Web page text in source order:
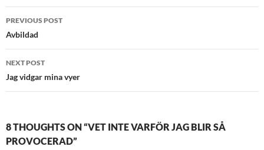
Post
navigation
PREVIOUS POST
Avbildad
NEXT POST
Jag vidgar mina vyer
8 THOUGHTS ON “VET INTE VARFÖR JAG BLIR SÅ
PROVOCERAD”